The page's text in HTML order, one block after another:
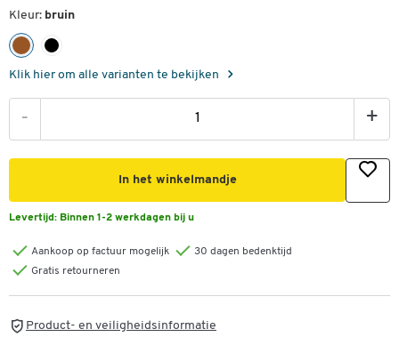
Kleur: bruin
Klik hier om alle varianten te bekijken
- +
In het winkelmandje
Levertijd: Binnen 1-2 werkdagen bij u
Aankoop op factuur mogelijk
30 dagen bedenktijd
Gratis retourneren
Product- en veiligheidsinformatie